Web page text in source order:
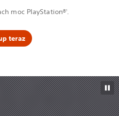
moc PlayStation®.
teraz